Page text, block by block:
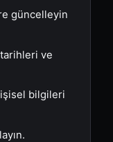
güncelleyin
ve
bilgileri